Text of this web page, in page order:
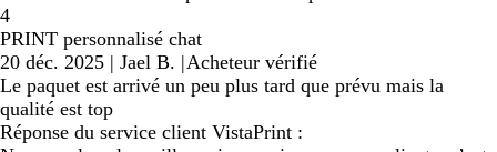
4
PRINT personnalisé chat
20 déc. 2025 | Jael B. |Acheteur vérifié
Le paquet est arrivé un peu plus tard que prévu mais la
qualité est top
Réponse du service client VistaPrint :